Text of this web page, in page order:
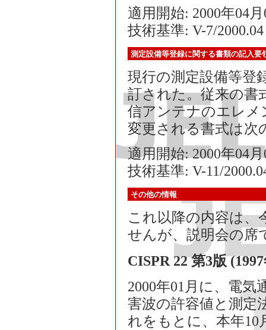
適用開始: 2000年04
技術基準: V-7/2000.04
測定設備等登録に関する書類の記入要
現行の測定設備等登
訂された。従来の書
信アンテナのエレメ
変更される書式は次
適用開始: 2000年04
技術基準: V-11/
その他の情報
これ以降の内容は、
せんが、説明会の席
CISPR 22 第3版
2000年01月に、電
害波の許容値と測定
れをもとに、本年10